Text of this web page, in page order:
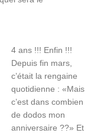
4 ans !!! Enfin !!!
Depuis fin mars,
c’était la rengaine
quotidienne : «Mais
c’est dans combien
de dodos mon
anniversaire ??» Et